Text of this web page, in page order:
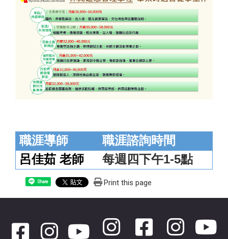
職涯導師
職涯諮詢時間
呂佳茹 老師 每週四下午1-5點
Share Print this page